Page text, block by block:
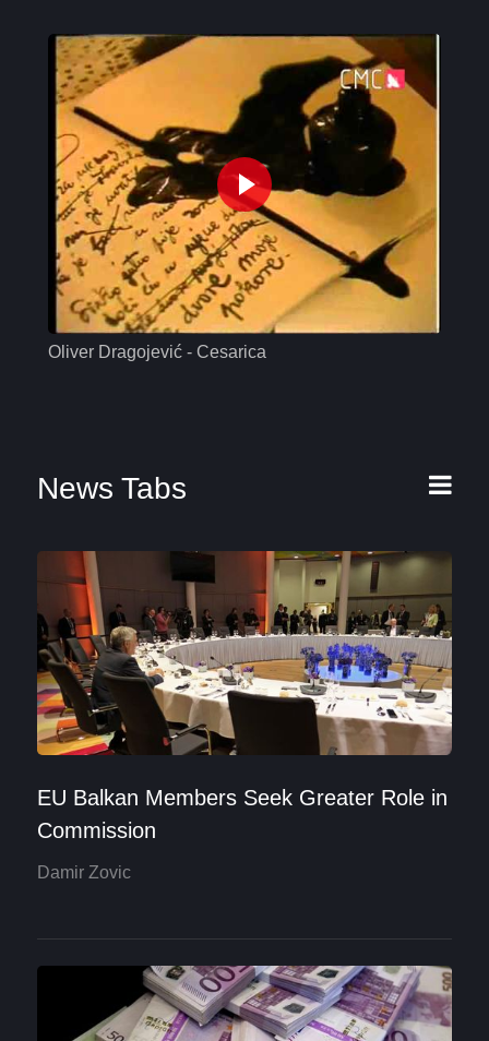
Oliver Dragojević - Cesarica
News Tabs
EU Balkan Members Seek Greater Role in
Commission
Damir Zovic